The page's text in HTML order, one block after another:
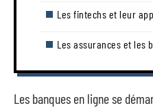
Les fintechs et leur
Les assurances et les
Les banques en ligne se